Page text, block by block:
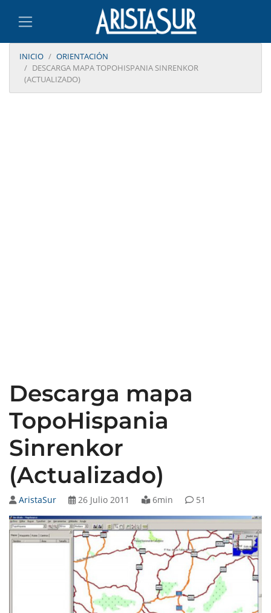
INICIO
ORIENTACIÓN
DESCARGA MAPA TOPOHISPANIA SINRENKOR
(ACTUALIZADO)
Descarga mapa
TopoHispania
Sinrenkor
(Actualizado)
AristaSur 26 Julio 2011 6min 51